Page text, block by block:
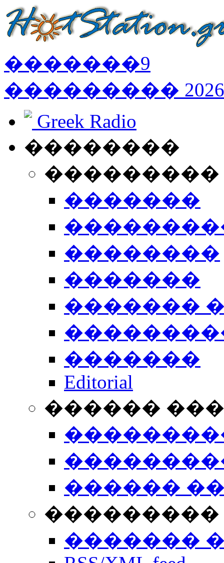
�������9
��������� 2026
Greek Radio
��������
�������
��������
�������
�������
�������
Editorial
������
������
���������
�������